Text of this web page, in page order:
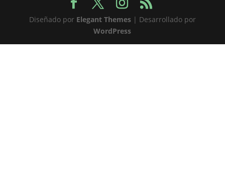
Diseñado por Elegant Themes| Desarrollado por
WordPress